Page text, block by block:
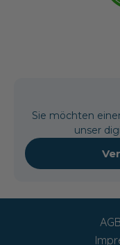
Sie möchten
unser
AGB